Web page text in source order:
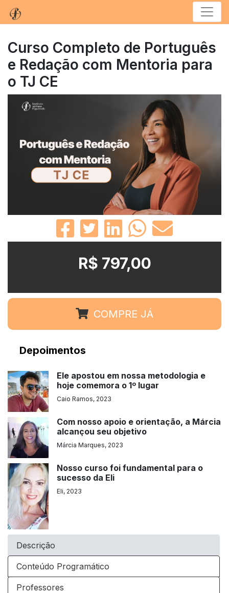
Menu
Curso Completo de Português
e Redação com Mentoria para
o TJ CE
Descrição
Conteúdo Programático
Professores
R$ 797,00
COMPRE JÁ
Depoimentos
Ele apostou em nossa metodologia e
hoje comemora o 1º lugar
Caio Ramos, 2023
Com nosso apoio e orientação, a Márcia
alcançou seu objetivo
Márcia Marques, 2023
Nosso curso foi fundamental para o
sucesso da Eli
Eli, 2023